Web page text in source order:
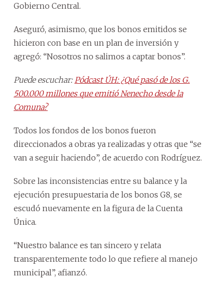
Gobierno Central.
Aseguró, asimismo, que los bonos emitidos se
hicieron con base en un plan de inversión y
agregó: “Nosotros no salimos a captar bonos”.
Puede escuchar: Pódcast ÚH: ¿Qué pasó de los G.
500.000 millones que emitió Nenecho desde la
Comuna?
Todos los fondos de los bonos fueron
direccionados a obras ya realizadas y otras que “se
van a seguir haciendo”, de acuerdo con Rodríguez.
Sobre las inconsistencias entre su balance y la
ejecución presupuestaria de los bonos G8, se
escudó nuevamente en la figura de la Cuenta
Única.
“Nuestro balance es tan sincero y relata
transparentemente todo lo que refiere al manejo
municipal”, afianzó.